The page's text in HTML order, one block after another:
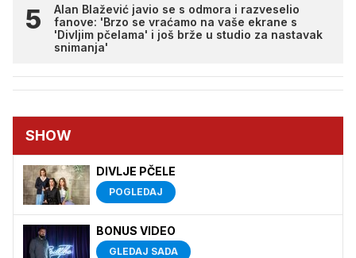
Alan Blažević javio se s odmora i razveselio
fanove: 'Brzo se vraćamo na vaše ekrane s
'Divljim pčelama' i još brže u studio za nastavak
snimanja'
SHOW
DIVLJE PČELE
POGLEDAJ
BONUS VIDEO
GLEDAJ SADA